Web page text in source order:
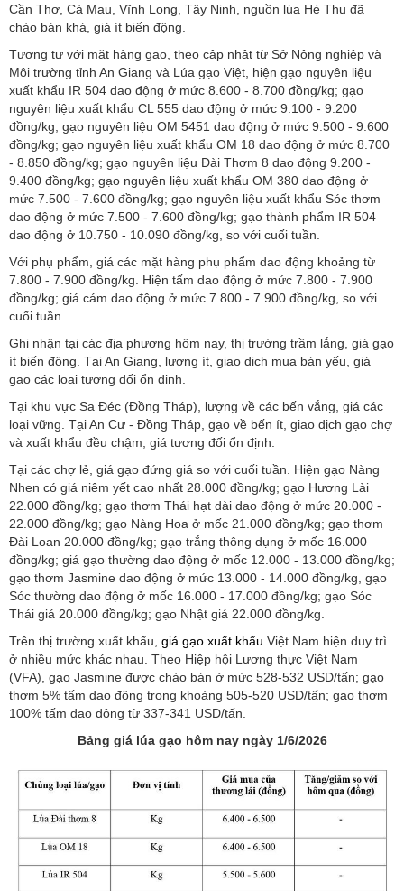
Cần Thơ, Cà Mau, Vĩnh Long, Tây Ninh, nguồn lúa Hè Thu đã
chào bán khá, giá ít biến động.
Tương tự với mặt hàng gạo, theo cập nhật từ Sở Nông nghiệp và
Môi trường tỉnh An Giang và Lúa gạo Việt, hiện gạo nguyên liệu
xuất khẩu IR 504 dao động ở mức 8.600 - 8.700 đồng/kg; gạo
nguyên liệu xuất khẩu CL 555 dao động ở mức 9.100 - 9.200
đồng/kg; gạo nguyên liệu OM 5451 dao động ở mức 9.500 - 9.600
đồng/kg; gạo nguyên liệu xuất khẩu OM 18 dao động ở mức 8.700
- 8.850 đồng/kg; gạo nguyên liệu Đài Thơm 8 dao động 9.200 -
9.400 đồng/kg; gạo nguyên liệu xuất khẩu OM 380 dao động ở
mức 7.500 - 7.600 đồng/kg; gạo nguyên liệu xuất khẩu Sóc thơm
dao động ở mức 7.500 - 7.600 đồng/kg; gạo thành phẩm IR 504
dao động ở 10.750 - 10.090 đồng/kg, so với cuối tuần.
Với phụ phẩm, giá các mặt hàng phụ phẩm dao động khoảng từ
7.800 - 7.900 đồng/kg. Hiện tấm dao động ở mức 7.800 - 7.900
đồng/kg; giá cám dao động ở mức 7.800 - 7.900 đồng/kg, so với
cuối tuần.
Ghi nhận tại các địa phương hôm nay, thị trường trầm lắng, giá gạo
ít biến động. Tại An Giang, lượng ít, giao dịch mua bán yếu, giá
gạo các loại tương đối ổn định.
Tại khu vực Sa Đéc (Đồng Tháp), lượng về các bến vắng, giá các
loại vững. Tại An Cư - Đồng Tháp, gạo về bến ít, giao dịch gạo chợ
và xuất khẩu đều chậm, giá tương đối ổn định.
Tại các chợ lẻ, giá gạo đứng giá so với cuối tuần. Hiện gạo Nàng
Nhen có giá niêm yết cao nhất 28.000 đồng/kg; gạo Hương Lài
22.000 đồng/kg; gạo thơm Thái hạt dài dao động ở mức 20.000 -
22.000 đồng/kg; gạo Nàng Hoa ở mốc 21.000 đồng/kg; gạo thơm
Đài Loan 20.000 đồng/kg; gạo trắng thông dụng ở mốc 16.000
đồng/kg; giá gạo thường dao động ở mốc 12.000 - 13.000 đồng/kg;
gạo thơm Jasmine dao động ở mức 13.000 - 14.000 đồng/kg, gạo
Sóc thường dao động ở mốc 16.000 - 17.000 đồng/kg; gạo Sóc
Thái giá 20.000 đồng/kg; gạo Nhật giá 22.000 đồng/kg.
Trên thị trường xuất khẩu, giá gạo xuất khẩu Việt Nam hiện duy trì
ở nhiều mức khác nhau. Theo Hiệp hội Lương thực Việt Nam
(VFA), gạo Jasmine được chào bán ở mức 528-532 USD/tấn; gạo
thơm 5% tấm dao động trong khoảng 505-520 USD/tấn; gạo thơm
100% tấm dao động từ 337-341 USD/tấn.
Bảng giá lúa gạo hôm nay ngày 1/6/2026